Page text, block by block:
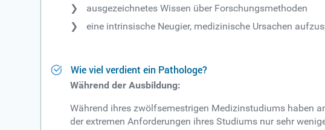
ausgezeichnetes Wissen über Forschungsmethoden
eine intrinsische Neugier, medizinische Ursachen
Wie viel verdient ein Pathologe?
Während der Ausbildung:
Während ihres zwölfsemestrigen Medizinstudiums haben
der extremen Anforderungen ihres Studiums nur sehr